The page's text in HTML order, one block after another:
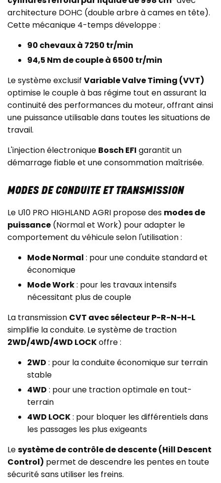
architecture DOHC (double arbre à cames en tête).
Cette mécanique 4-temps développe :
90 chevaux à 7250 tr/min
94,5 Nm de couple à 6500 tr/min
Le système exclusif Variable Valve Timing (VVT)
optimise le couple à bas régime tout en assurant la
continuité des performances du moteur, offrant ainsi
une puissance utilisable dans toutes les situations de
travail.
L'injection électronique Bosch EFI garantit un
démarrage fiable et une consommation maîtrisée.
MODES DE CONDUITE ET TRANSMISSION
Le U10 PRO HIGHLAND AGRI propose des modes de
puissance (Normal et Work) pour adapter le
comportement du véhicule selon l'utilisation :
Mode Normal : pour une conduite standard et
économique
Mode Work: pour les travaux intensifs
nécessitant plus de couple
La transmission CVT avec sélecteur P-R-N-H-L
simplifie la conduite. Le système de traction
2WD/4WD/4WD LOCKoffre :
2WD : pour la conduite économique sur terrain
stable
4WD : pour une traction optimale en tout-
terrain
4WD LOCK: pour bloquer les différentiels dans
les passages les plus exigeants
Lesystème de contrôle de descente (Hill Descent
Control) permet de descendre les pentes en toute
sécurité sans utiliser les freins.